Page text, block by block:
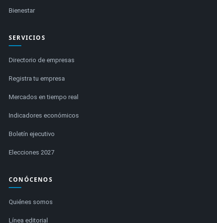
Bienestar
SERVICIOS
Directorio de empresas
Registra tu empresa
Mercados en tiempo real
Indicadores económicos
Boletín ejecutivo
Elecciones 2027
CONÓCENOS
Quiénes somos
Línea editorial